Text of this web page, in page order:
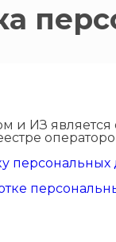
ИЗ является